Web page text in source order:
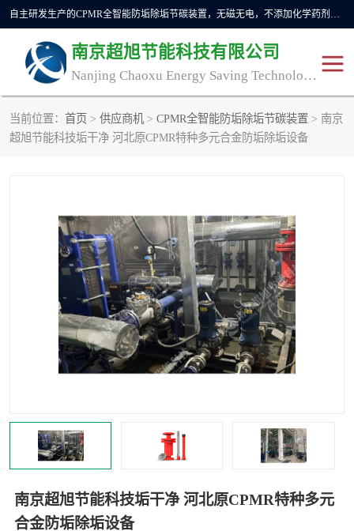
自主研发生产的CPMR全智能防垢除垢节碳装置，无磁无电，不添加化学药剂，*了国内纯物理除垢技术领域空白，其性能处于国际领先水平。广泛应用于石油炼化、钢铁冶炼、电力、煤矿、化工、供暖、压铸、汽车制造、涉水家电等行业。
南京超旭节能科技有限公司
Nanjing Chaoxu Energy Saving Technology Co., Ltd
当前位置： 首页 > 供应商机 > CPMR全智能防垢除垢节碳装置 > 南京
超旭节能科技垢干净 河北原CPMR特种多元合金防垢除垢设备
南京超旭节能科技垢干净 河北原CPMR特种多元
合金防垢除垢设备
CPMR CPMR全智能防垢除垢节
防垢除垢 防蜡除蜡
管道除垢 锅炉除垢
CPMR商用防垢器/家用防
垢器
工业除垢 清碳燃油催化器